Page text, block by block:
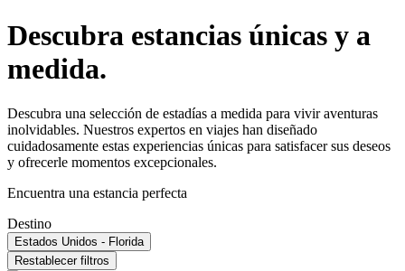
Descubra estancias únicas y a
medida.
Descubra una selección de estadías a medida para vivir aventuras
inolvidables. Nuestros expertos en viajes han diseñado
cuidadosamente estas experiencias únicas para satisfacer sus deseos
y ofrecerle momentos excepcionales.
Encuentra una estancia perfecta
Destino
Estados Unidos - Florida
Restablecer filtros